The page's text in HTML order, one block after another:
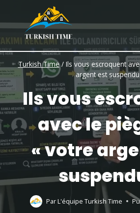
content
Turkish Time/ Ils vous escroquent
argent est
Ils vous
avec le
« votre
ParL'équipe Turkish Time